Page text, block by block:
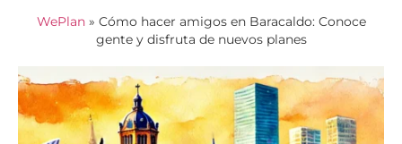
WePlan» Cómo hacer amigos en Baracaldo: Conoce
gente y disfruta de nuevos planes